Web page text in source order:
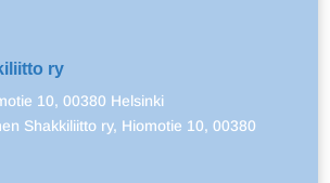
ry
10, 00380 Helsinki
Shakkiliitto ry, Hiomotie 10, 00380